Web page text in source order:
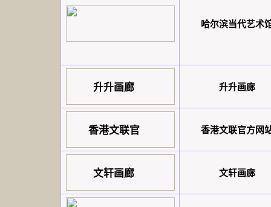
哈尔滨当代艺术
升升画廊 升升画廊
香港文联官 香港文联官方网
文轩画廊 文轩画廊